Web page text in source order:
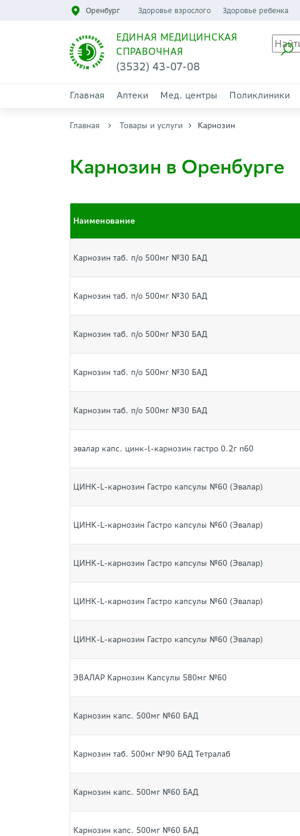
Оренбург Здоровье взрослого Здоровье ребенка
ЕДИНАЯ МЕДИЦИНСКАЯ
СПРАВОЧНАЯ
(3532) 43-07-08
Главная Аптеки Мед. центры Поликлиники
Главная Товары и услуги Карнозин
Карнозин в Оренбурге
Наименование
Карнозин таб. п/о 500мг №30 БАД
Карнозин таб. п/о 500мг №30 БАД
Карнозин таб. п/о 500мг №30 БАД
Карнозин таб. п/о 500мг №30 БАД
Карнозин таб. п/о 500мг №30 БАД
эвалар капс. цинк-l-карнозин гастро 0.2г n60
ЦИНК-L-карнозин Гастро капсулы №60 (Эвалар)
ЦИНК-L-карнозин Гастро капсулы №60 (Эвалар)
ЦИНК-L-карнозин Гастро капсулы №60 (Эвалар)
ЦИНК-L-карнозин Гастро капсулы №60 (Эвалар)
ЦИНК-L-карнозин Гастро капсулы №60 (Эвалар)
ЭВАЛАР Карнозин Капсулы 580мг №60
Карнозин капс. 500мг №60 БАД
Карнозин таб. 500мг №90 БАД Тетралаб
Карнозин капс. 500мг №60 БАД
Карнозин капс. 500мг №60 БАД